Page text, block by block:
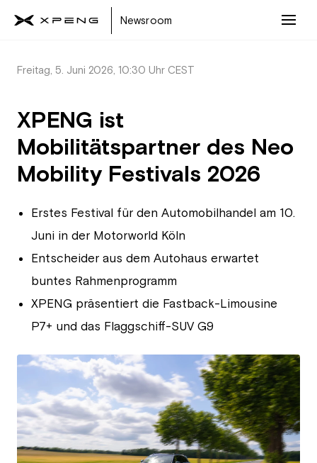
Newsroom
Freitag, 5. Juni 2026, 10:30 Uhr CEST
XPENG ist
Mobilitätspartner des Neo
Mobility Festivals 2026
Erstes Festival für den Automobilhandel am 10.
Juni in der Motorworld Köln
Entscheider aus dem Autohaus erwartet
buntes Rahmenprogramm
XPENG präsentiert die Fastback-Limousine
P7+ und das Flaggschiff-SUV G9